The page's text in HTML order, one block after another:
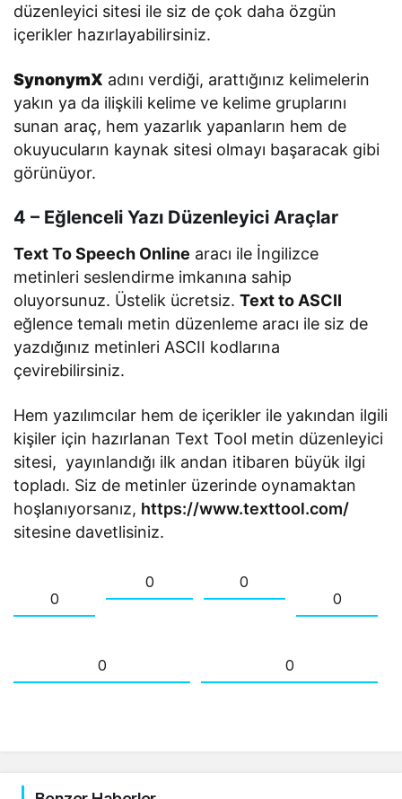
düzenleyici sitesi ile siz de çok daha özgün
içerikler hazırlayabilirsiniz.
SynonymX adını verdiği, arattığınız kelimelerin
yakın ya da ilişkili kelime ve kelime gruplarını
sunan araç, hem yazarlık yapanların hem de
okuyucuların kaynak sitesi olmayı başaracak gibi
görünüyor.
4 – Eğlenceli Yazı Düzenleyici Araçlar
Text To Speech Online aracı ile İngilizce
metinleri seslendirme imkanına sahip
oluyorsunuz. Üstelik ücretsiz.Text to ASCII
eğlence temalı metin düzenleme aracı ile siz de
yazdığınız metinleri ASCII kodlarına
çevirebilirsiniz.
Hem yazılımcılar hem de içerikler ile yakından ilgili
kişiler için hazırlanan Text Tool metin düzenleyici
sitesi, yayınlandığı ilk andan itibaren büyük ilgi
topladı. Siz de metinler üzerinde oynamaktan
hoşlanıyorsanız, https://www.texttool.com/
sitesine davetlisiniz.
0
0
0
0
0 0